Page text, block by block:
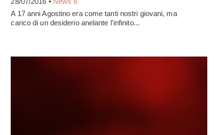
A 17 anni Agostino era come tanti nostri giovani, ma
carico di un desiderio anelante l'infinito...